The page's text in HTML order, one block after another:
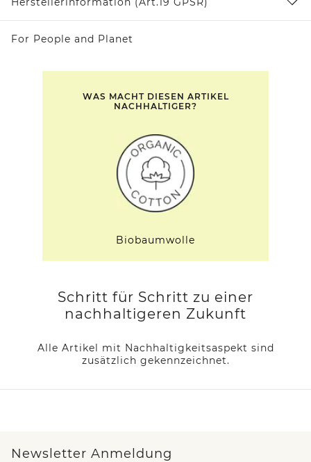
For People and Planet
WAS MACHT DIESEN ARTIKEL
NACHHALTIGER?
Biobaumwolle
Schritt für Schritt zu einer
nachhaltigeren Zukunft
Alle Artikel mit Nachhaltigkeitsaspekt sind
zusätzlich gekennzeichnet.
Newsletter Anmeldung